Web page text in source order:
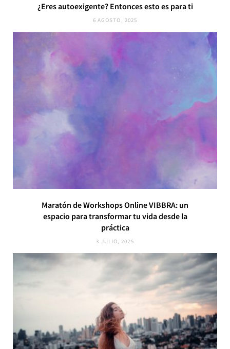
¿Eres autoexigente? Entonces esto es para ti
6 AGOSTO, 2025
Maratón de Workshops Online VIBBRA: un
espacio para transformar tu vida desde la
práctica
3 JULIO, 2025